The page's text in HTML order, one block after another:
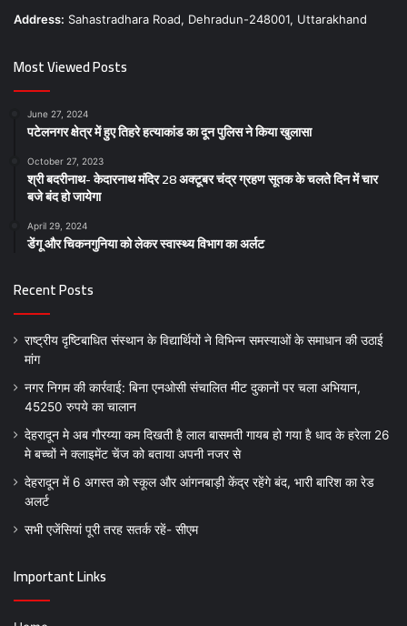
Address: Sahastradhara Road, Dehradun-248001, Uttarakhand
Most Viewed Posts
June 27, 2024
पटेलनगर क्षेत्र में हुए तिहरे हत्याकांड का दून पुलिस ने किया खुलासा
October 27, 2023
श्री बदरीनाथ- केदारनाथ मंदिर 28 अक्टूबर चंद्र ग्रहण सूतक के चलते दिन में चार
बजे बंद हो जायेगा
April 29, 2024
डेंगू और चिकनगुनिया को लेकर स्वास्थ्य विभाग का अर्लट
Recent Posts
राष्ट्रीय दृष्टिबाधित संस्थान के विद्यार्थियों ने विभिन्न समस्याओं के समाधान की उठाई
मांग
नगर निगम की कार्रवाई: बिना एनओसी संचालित मीट दुकानों पर चला अभियान,
45250 रुपये का चालान
देहरादून मे अब गौरय्या कम दिखती है लाल बासमती गायब हो गया है धाद के हरेला 26
मे बच्चों ने क्लाइमेंट चेंज को बताया अपनी नजर से
देहरादून में 6 अगस्त को स्कूल और आंगनबाड़ी केंद्र रहेंगे बंद, भारी बारिश का रेड
अलर्ट
सभी एजेंसियां पूरी तरह सतर्क रहें- सीएम
Important Links